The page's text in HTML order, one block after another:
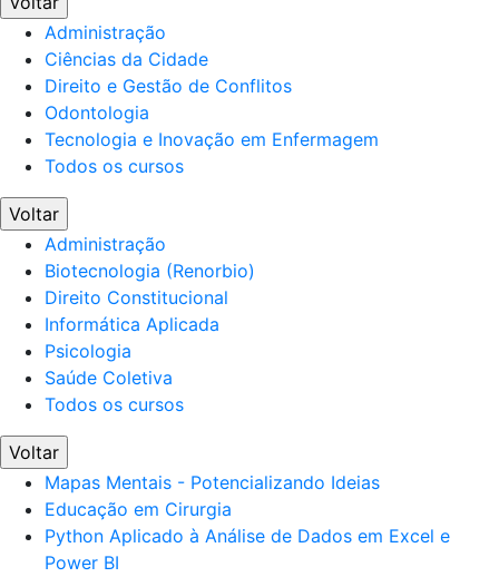
Administração
Ciências da Cidade
Direito e Gestão de Conflitos
Odontologia
Tecnologia e Inovação em Enfermagem
Todos os cursos
Voltar
Administração
Biotecnologia (Renorbio)
Direito Constitucional
Informática Aplicada
Psicologia
Saúde Coletiva
Todos os cursos
Voltar
Mapas Mentais - Potencializando Ideias
Educação em Cirurgia
Python Aplicado à Análise de Dados em Excel e
Power BI